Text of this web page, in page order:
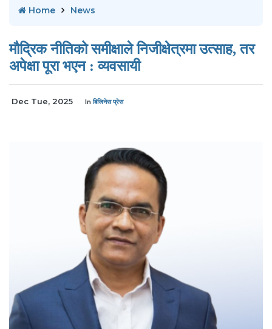
Home News
मौद्रिक नीतिको समीक्षाले निजीक्षेत्रमा उत्साह, तर
अपेक्षा पूरा भएन : व्यवसायी
Dec Tue, 2025 In बिजिनेस प्रेस